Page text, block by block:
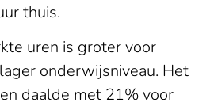
thuis.
uren is groter voor
onderwijsniveau. Het
daalde met 21% voor